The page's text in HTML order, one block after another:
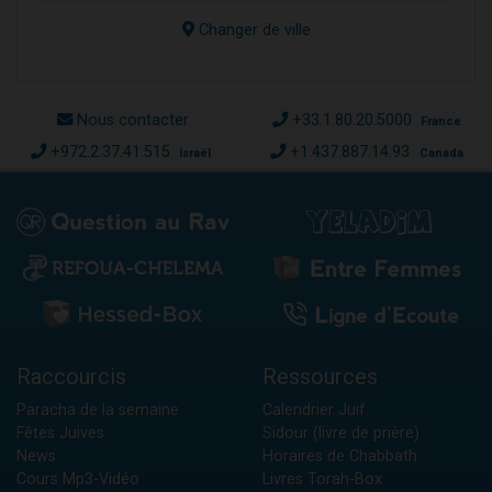
Changer de ville
Nous contacter +33.1.80.20.5000 France
+972.2.37.41.515 Israël +1.437.887.14.93 Canada
Raccourcis
Paracha de la semaine
Fêtes Juives
News
Cours Mp3-Vidéo
Ressources
Calendrier Juif
Sidour (livre de prière)
Horaires de Chabbath
Livres Torah-Box